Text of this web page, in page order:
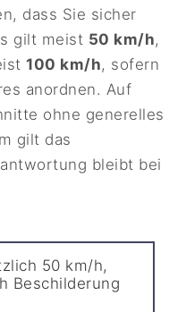
dass Sie sicher
gilt meist 50 km/h,
100 km/h, sofern
anordnen. Auf
ohne generelles
gilt das
bleibt bei
50 km/h,
Beschilderung